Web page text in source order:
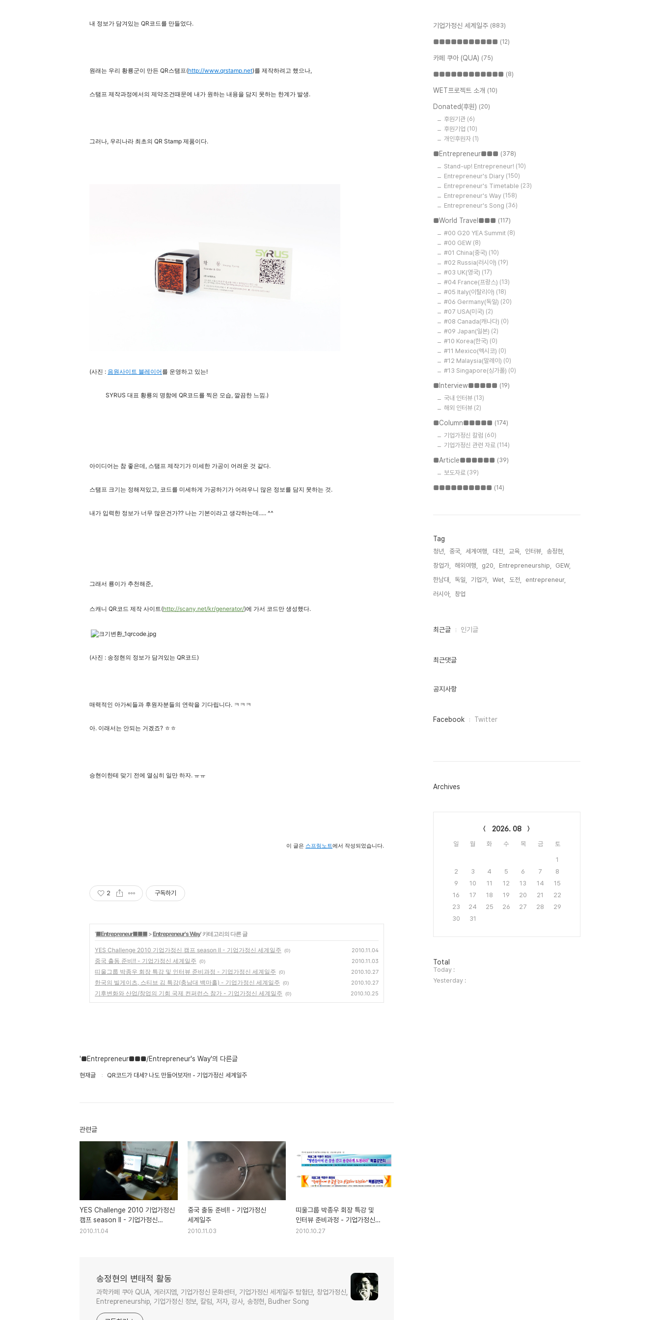
내 정보가 담겨있는 QR코드를 만들었다.
원래는 우리 황룡군이 만든 QR스탬프(http://www.qrstamp.net)를 제작하려고 했으나,
스탬프 제작과정에서의 제약조건때문에 내가 원하는 내용을 담지 못하는 한계가 발생.
그러나, 우리나라 최초의 QR Stamp 제품이다.
(사진 : 음원사이트 블레이어를 운영하고 있는!
SYRUS 대표 황룡의 명함에 QR코드를 찍은 모습, 깔끔한 느낌.)
아이디어는 참 좋은데, 스탬프 제작기가 미세한 가공이 어려운 것 같다.
스탬프 크기는 정해져있고, 코드를 미세하게 가공하기가 어려우니 많은 정보를 담지 못하는 것.
내가 입력한 정보가 너무 많은건가?? 나는 기본이라고 생각하는데..... ^^
그래서 룡이가 추천해준,
스캐니 QR코드 제작 사이트(http://scany.net/kr/generator/)에 가서 코드만 생성했다.
(사진 : 송정현의 정보가 담겨있는 QR코드)
매력적인 아가씨들과 후원자분들의 연락을 기다립니다. ㅋㅋㅋ
아. 이래서는 안되는 거겠죠? ㅎㅎ
승현이한테 맞기 전에 열심히 일만 하자. ㅠㅠ
이 글은 스프링노트에서 작성되었습니다.
2 구독하기
'■Entrepreneur■■■ >Entrepreneur's Way' 카테고리의 다른 글
YES Challenge 2010 기업가정신 캠프 season II - 기업가정신 세계일주 (0) 2010.11.04
중국 출동 준비!! - 기업가정신 세계일주 (0) 2010.11.03
띠울그룹 박종우 회장 특강 및 인터뷰 준비과정 - 기업가정신 세계일주 (0) 2010.10.27
한국의 빌게이츠, 스티브 김 특강(충남대 백마홀) - 기업가정신 세계일주 (0) 2010.10.27
기후변화와 산업/창업의 기회 국제 컨퍼런스 참가 - 기업가정신 세계일주 (0) 2010.10.25
'■Entrepreneur■■■/Entrepreneur's Way'의 다른글
현재글 QR코드가 대세? 나도 만들어보자!! - 기업가정신 세계일주
관련글
YES Challenge 2010 기업가정신
캠프 season II - 기업가정신
세계일주
2010.11.04
중국 출동 준비!! - 기업가정신
세계일주
2010.11.03
띠울그룹 박종우 회장 특강 및
인터뷰 준비과정 - 기업가정신
세계일주
2010.10.27
송정현의 변태적 활동
과학카페 쿠아 QUA, 게러지엠, 기업가정신 문화센터, 기업가정신 세계일주 탐험단, 창업가정신,
Entrepreneurship, 기업가정신 정보, 칼럼, 저자, 강사, 송정현, Budher Song
기업가정신 세계일주 (883)
■■■■■■■■■■■ (12)
카페 쿠아 (QUA) (75)
■■■■■■■■■■■■ (8)
WET프로젝트 소개 (10)
Donated(후원) (20)
후원기관 (6)
후원기업 (10)
개인후원자 (1)
■Entrepreneur■■■ (378)
Stand-up! Entrepreneur! (10)
Entrepreneur's Diary (150)
Entrepreneur's Timetable (23)
Entrepreneur's Way (158)
Entrepreneur's Song (36)
■World Travel■■■ (117)
#00 G20 YEA Summit (8)
#00 GEW (8)
#01 China(중국) (10)
#02 Russia(러시아) (19)
#03 UK(영국) (17)
#04 France(프랑스) (13)
#05 Italy(이탈리아) (18)
#06 Germany(독일) (20)
#07 USA(미국) (2)
#08 Canada(캐나다) (0)
#09 Japan(일본) (2)
#10 Korea(한국) (0)
#11 Mexico(멕시코) (0)
#12 Malaysia(말레이) (0)
#13 Singapore(싱가폴) (0)
■Interview■■■■■ (19)
국내 인터뷰 (13)
해외 인터뷰 (2)
■Column■■■■■ (174)
기업가정신 칼럼 (60)
기업가정신 관련 자료 (114)
■Article■■■■■■ (39)
보도자료 (39)
■■■■■■■■■■ (14)
Tag
청년, 중국, 세계여행, 대전, 교육, 인터뷰,
송정현,
창업가,
해외여행, g20, Entrepreneurship,
GEW,
한남대,
독일, 기업가, Wet, 도전,
entrepreneur,
러시아,
창업,
최
인
최근글 인기글
최근댓글
공지사항
페
그
Facebook Twitter
Archives
2026. 08
일 월 화 수 목 금 토
1
2
3 4 5 6 7
8
9
10 11 12 13 14
15
16
17 18 19 20 21
22
23
24 25 26 27 28
29
30
31
방
문
자
수
Total
Today :
Yesterday :